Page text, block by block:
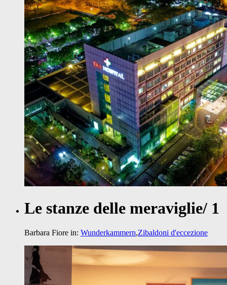
Le stanze delle meraviglie/ 1
Barbara Fiore in: Wunderkammern,Zibaldoni d'eccezione